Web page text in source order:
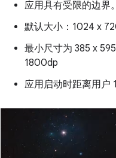
应用具有受限的边界。
默认大小：1024 x
最小尺寸为 385 x
1800dp
应用启动时距离用户